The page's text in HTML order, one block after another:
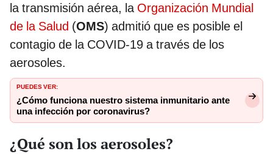
la transmisión aérea, la Organización Mundial
de la Salud (OMS) admitió que es posible el
contagio de la COVID-19 a través de los
aerosoles.
PUEDES VER:
¿Cómo funciona nuestro sistema inmunitario ante
una infección por coronavirus?
¿Qué son los aerosoles?